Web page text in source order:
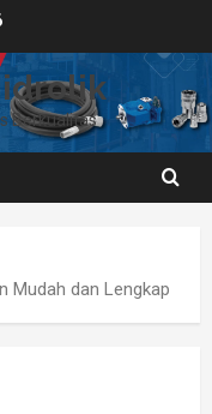
Berkualitas
Mudah dan Lengkap